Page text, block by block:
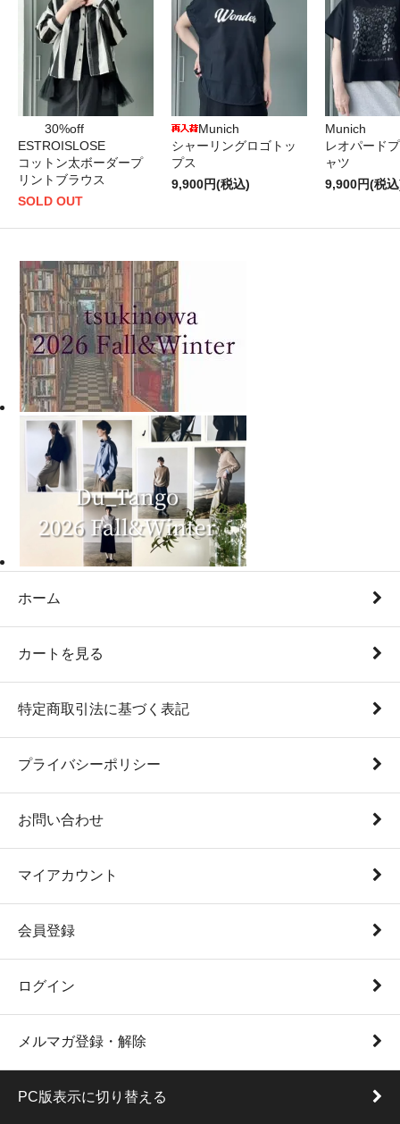
30%off
ESTROISLOSE
コットン太ボーダープ
リントブラウス
SOLD OUT
Munich
シャーリングロゴトッ
プス
9,900円(税込)
Munich
レオパード
ャツ
9,900円(税
ホーム
カートを見る
特定商取引法に基づく表記
プライバシーポリシー
お問い合わせ
マイアカウント
会員登録
ログイン
メルマガ登録・解除
PC版表示に切り替える